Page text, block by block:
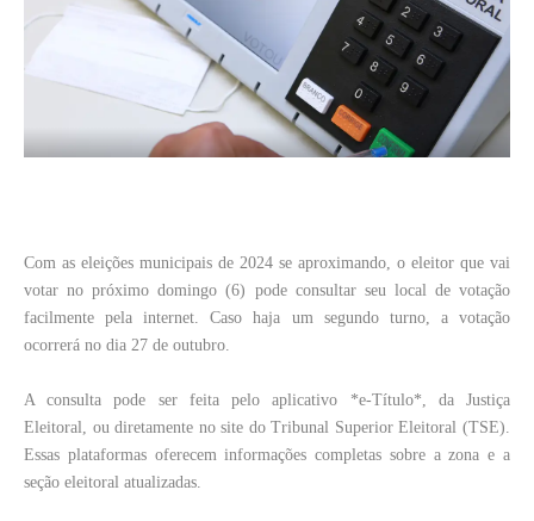
Com as eleições municipais de 2024 se aproximando, o eleitor que vai
votar no próximo domingo (6) pode consultar seu local de votação
facilmente pela internet. Caso haja um segundo turno, a votação
ocorrerá no dia 27 de outubro.
A consulta pode ser feita pelo aplicativo *e-Título*, da Justiça
Eleitoral, ou diretamente no site do Tribunal Superior Eleitoral (TSE).
Essas plataformas oferecem informações completas sobre a zona e a
seção eleitoral atualizadas.